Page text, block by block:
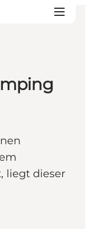
liegt dieser